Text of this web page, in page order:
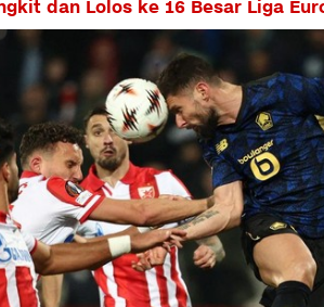
dan Lolos ke 16 Besar Liga